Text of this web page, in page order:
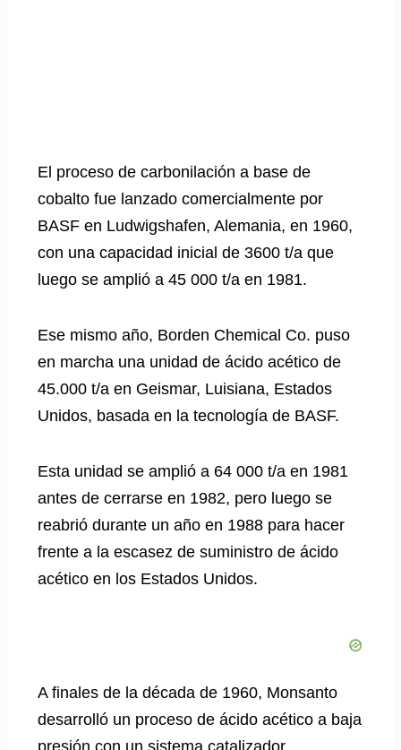
El proceso de carbonilación a base de
cobalto fue lanzado comercialmente por
BASF en Ludwigshafen, Alemania, en 1960,
con una capacidad inicial de 3600 t/a que
luego se amplió a 45 000 t/a en 1981.
Ese mismo año, Borden Chemical Co. puso
en marcha una unidad de ácido acético de
45.000 t/a en Geismar, Luisiana, Estados
Unidos, basada en la tecnología de BASF.
Esta unidad se amplió a 64 000 t/a en 1981
antes de cerrarse en 1982, pero luego se
reabrió durante un año en 1988 para hacer
frente a la escasez de suministro de ácido
acético en los Estados Unidos.
A finales de la década de 1960, Monsanto
desarrolló un proceso de ácido acético a baja
presión con un sistema catalizador